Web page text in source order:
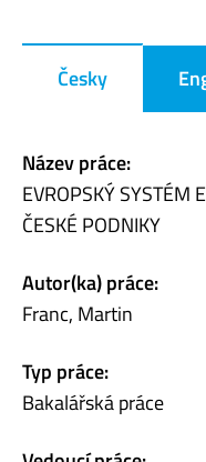
Česky
Název práce:
EVROPSKÝ SYSTÉM
ČESKÉ PODNIKY
Autor(ka) práce:
Franc, Martin
Typ práce:
Bakalářská práce